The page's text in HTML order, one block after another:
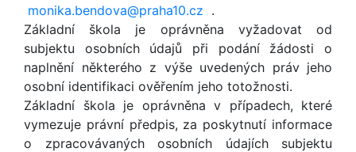
monika.bendova@praha10.cz .
Základní škola je oprávněna vyžadovat od
subjektu osobních údajů při podání žádosti o
naplnění některého z výše uvedených práv jeho
osobní identifikaci ověřením jeho totožnosti.
Základní škola je oprávněna v případech, které
vymezuje právní předpis, za poskytnutí informace
o zpracovávaných osobních údajích subjektu